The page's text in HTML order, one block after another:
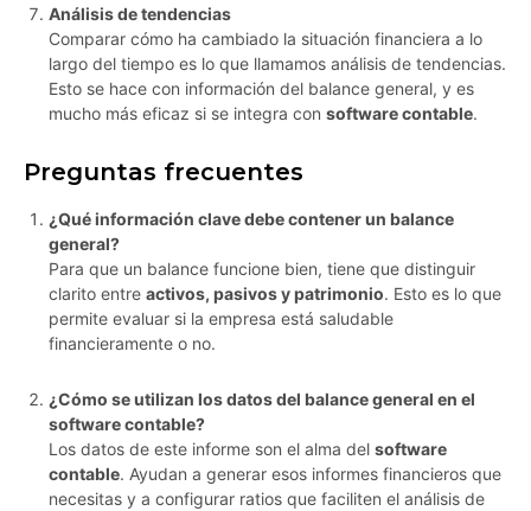
Análisis de tendencias
Comparar cómo ha cambiado la situación financiera a lo
largo del tiempo es lo que llamamos análisis de tendencias.
Esto se hace con información del balance general, y es
mucho más eficaz si se integra con software contable.
Preguntas frecuentes
¿Qué información clave debe contener un balance
general?
Para que un balance funcione bien, tiene que distinguir
clarito entre activos, pasivos y patrimonio. Esto es lo que
permite evaluar si la empresa está saludable
financieramente o no.
¿Cómo se utilizan los datos del balance general en el
software contable?
Los datos de este informe son el alma del software
contable. Ayudan a generar esos informes financieros que
necesitas y a configurar ratios que faciliten el análisis de